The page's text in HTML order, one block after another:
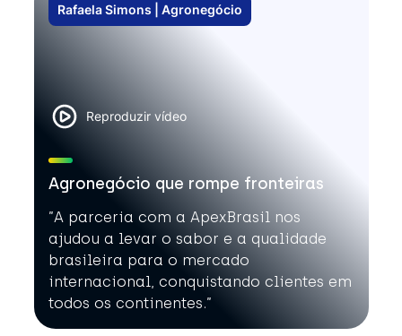
Rafaela Simons | Agronegócio
Reproduzir vídeo
Agronegócio que rompe fronteiras
”A parceria com a ApexBrasil nos
ajudou a levar o sabor e a qualidade
brasileira para o mercado
internacional, conquistando clientes em
todos os continentes.”